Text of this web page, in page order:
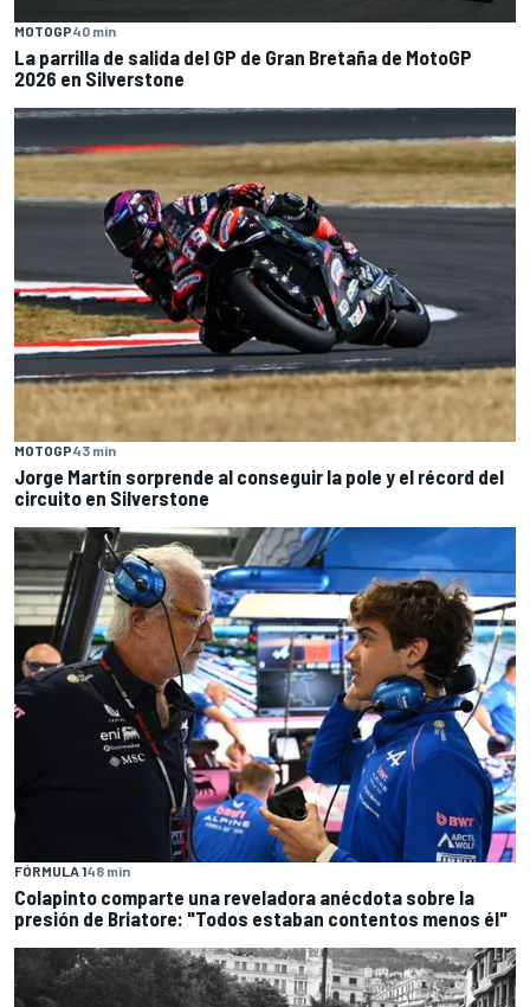
MOTOGP40 min
La parrilla de salida del GP de Gran Bretaña de MotoGP
2026 en Silverstone
MOTOGP43 min
Jorge Martín sorprende al conseguir la pole y el récord del
circuito en Silverstone
FÓRMULA 148 min
Colapinto comparte una reveladora anécdota sobre la
presión de Briatore: "Todos estaban contentos menos él"